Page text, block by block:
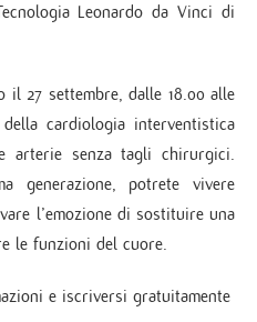
Leonardo da Vinci di
27 settembre, dalle 18.00 alle
cardiologia interventistica
arterie senza tagli chirurgici.
generazione, potrete vivere
l’emozione di sostituire una
le funzioni del cuore.
e iscriversi gratuitamente